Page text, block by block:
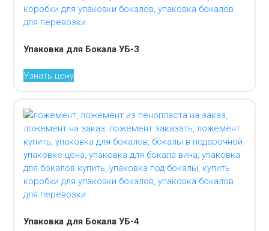
Упаковка для Бокала УБ-3
Узнать цену
Упаковка для Бокала УБ-4